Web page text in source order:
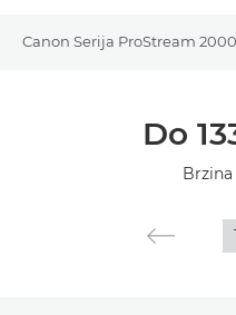
Canon Serija ProStream 2000
Do